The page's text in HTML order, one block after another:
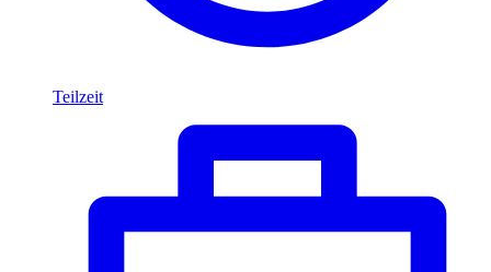
Teilzeit